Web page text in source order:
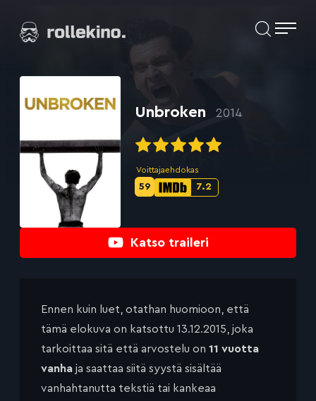
suoraan
Elokuvat ja elokuva-arviot | Rollekino.fi
Katso traileri
Unbroken 2014
Voittajaehdokas
IMDb-
7.2
Metascore-
59
Ennen kuin luet, otathan huomioon, että
tämä elokuva on katsottu 13.12.2015, joka
tarkoittaa sitä että arvostelu on 11 vuotta
vanha ja saattaa siitä syystä sisältää
vanhahtanutta tekstiä tai kankeaa